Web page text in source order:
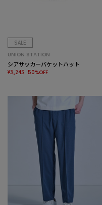
SALE
UNION STATION
シアサッカーバケットハット
¥3,245 50%OFF